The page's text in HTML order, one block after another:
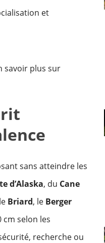
et
savoir plus sur
sans atteindre les
d’Alaska, du Cane
Briard, le Berger
cm selon les
recherche ou